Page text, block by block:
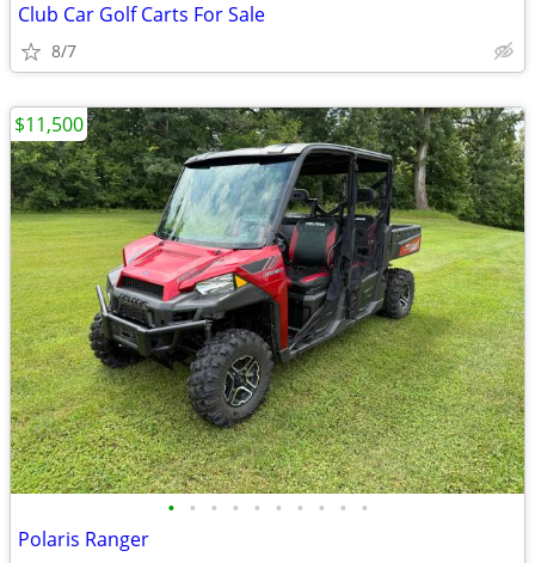
Club Car Golf Carts For Sale
8/7
• • • • • • • • • •
Polaris Ranger
$11,500